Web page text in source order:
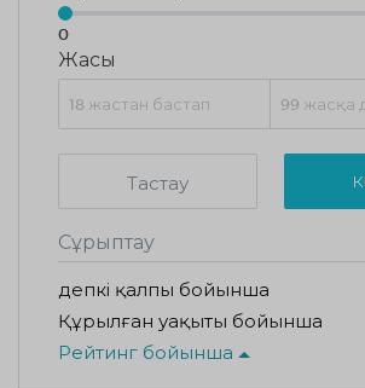
0
Жасы
Тастау
Сұрыптау
Әдепкі қалпы бойынша
Құрылған уақыты бойынша
Рейтинг бойынша